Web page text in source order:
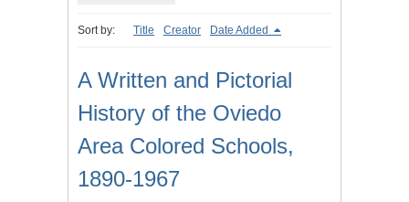
Sort by: Title Creator Date Added
A Written and Pictorial
History of the Oviedo
Area Colored Schools,
1890-1967